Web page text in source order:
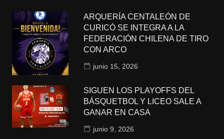
ARQUERÍA CENTALEÓN DE
CURICÓ SE INTEGRA A LA
FEDERACIÓN CHILENA DE TIRO
CON ARCO
junio 15, 2026
SIGUEN LOS PLAYOFFS DEL
BÁSQUETBOL Y LICEO SALE A
GANAR EN CASA
junio 9, 2026